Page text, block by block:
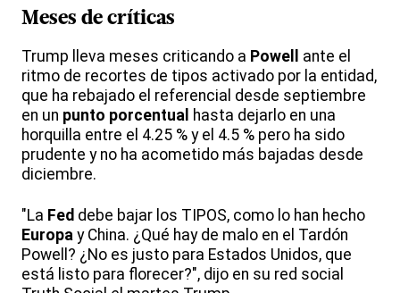
Meses de críticas
Trump lleva meses criticando a Powell ante el
ritmo de recortes de tipos activado por la entidad,
que ha rebajado el referencial desde septiembre
en un punto porcentual hasta dejarlo en una
horquilla entre el 4.25 % y el 4.5 % pero ha sido
prudente y no ha acometido más bajadas desde
diciembre.
"La Fed debe bajar los TIPOS, como lo han hecho
Europa y China. ¿Qué hay de malo en el Tardón
Powell? ¿No es justo para Estados Unidos, que
está listo para florecer?", dijo en su red social